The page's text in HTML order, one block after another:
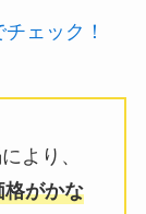
ェック！
より、
がかな